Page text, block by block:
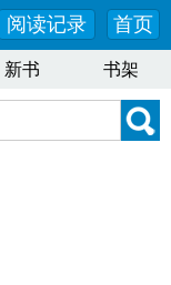
首页
阅读记录
新书 书架